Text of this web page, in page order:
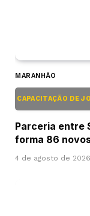
MARANHÃO
CAPACITAÇÃO DE
Parceria entre
forma 86
4 de agosto de 2026